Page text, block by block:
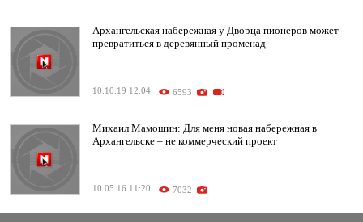
Архангельская набережная у Дворца пионеров может
превратиться в деревянный променад
10.10.19 12:04 6593
Михаил Мамошин: Для меня новая набережная в
Архангельске – не коммерческий проект
10.05.16 11:20 7032